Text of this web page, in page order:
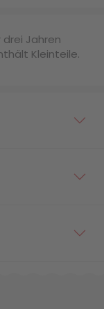
Jahren
Kleinteile.